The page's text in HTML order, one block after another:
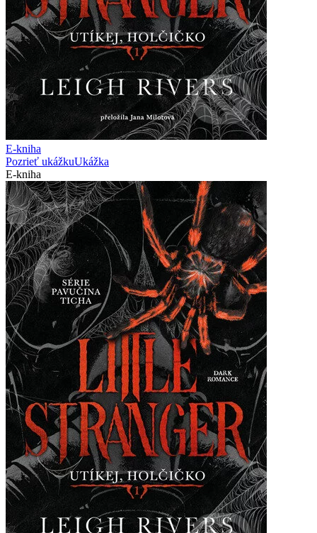
E-kniha
Pozrieť ukážkuUkážka
E-kniha